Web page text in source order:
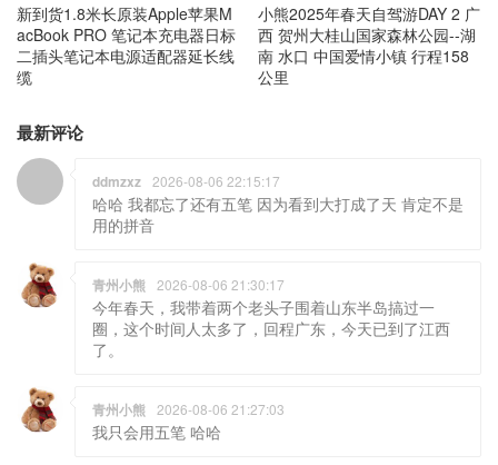
新到货1.8米长原装Apple苹果M
acBook PRO 笔记本充电器日标
二插头笔记本电源适配器延长线
缆
小熊2025年春天自驾游DAY 2 广
西 贺州大桂山国家森林公园--湖
南 水口 中国爱情小镇 行程158
公里
最新评论
ddmzxz 2026-08-06 22:15:17
哈哈 我都忘了还有五笔 因为看到大打成了天 肯定不是
用的拼音
青州小熊 2026-08-06 21:30:17
今年春天，我带着两个老头子围着山东半岛搞过一
圈，这个时间人太多了，回程广东，今天已到了江西
了。
青州小熊 2026-08-06 21:27:03
我只会用五笔 哈哈